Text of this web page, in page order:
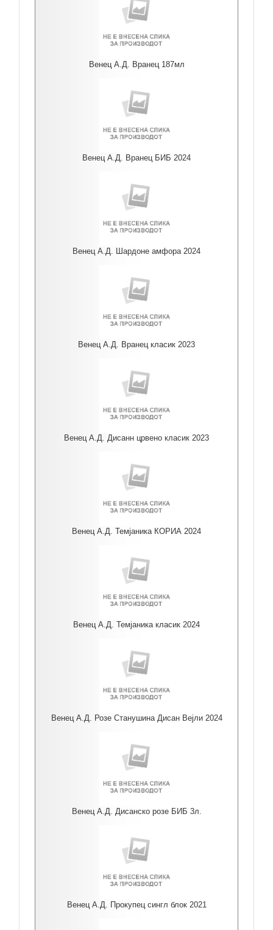
Венец А.Д. Вранец 187мл
Венец А.Д. Вранец БИБ 2024
Венец А.Д. Шардоне амфора 2024
Венец А.Д. Вранец класик 2023
Венец А.Д. Дисанн црвено класик 2023
Венец А.Д. Темјаника КОРИА 2024
Венец А.Д. Темјаника класик 2024
Венец А.Д. Розе Станушина Дисан Вејли 2024
Венец А.Д. Дисанско розе БИБ 3л.
Венец А.Д. Прокупец сингл блок 2021